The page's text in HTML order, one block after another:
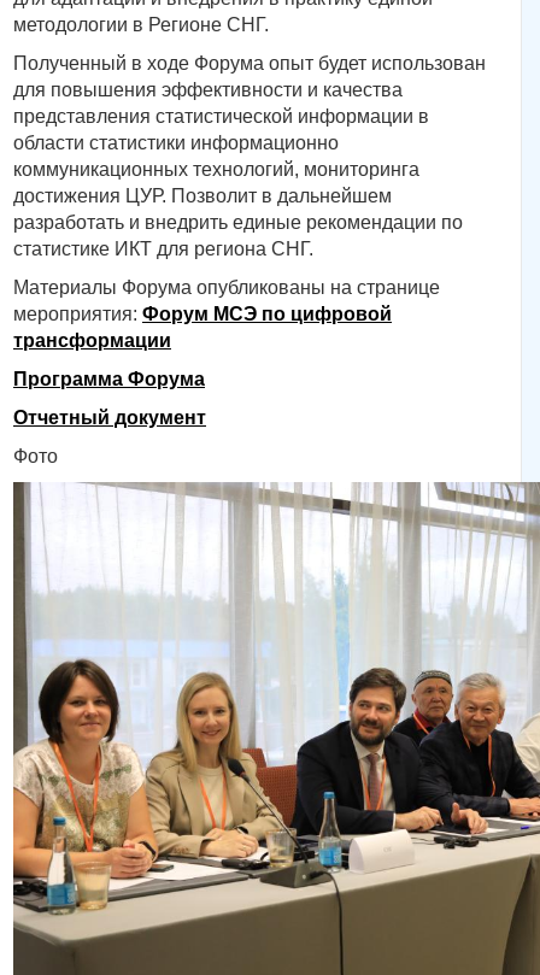
методологии в Регионе СНГ.
Полученный в ходе Форума опыт будет использован
для повышения эффективности и качества
представления статистической информации в
области статистики информационно
коммуникационных технологий, мониторинга
достижения ЦУР. Позволит в дальнейшем
разработать и внедрить единые рекомендации по
статистике ИКТ для региона СНГ.
Материалы Форума опубликованы на странице
мероприятия: Форум МСЭ по цифровой
трансформации
Программа Форума
Отчетный документ
Фото